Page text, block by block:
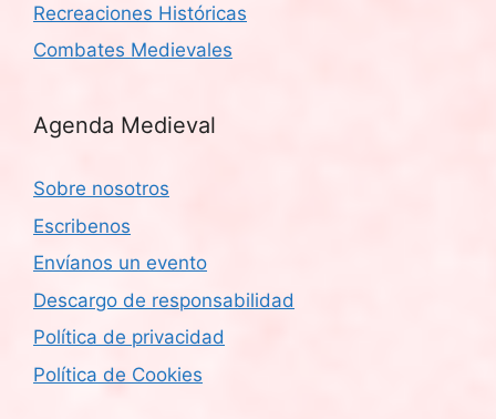
Recreaciones Históricas
Combates Medievales
Agenda Medieval
Sobre nosotros
Escribenos
Envíanos un evento
Descargo de responsabilidad
Política de privacidad
Política de Cookies